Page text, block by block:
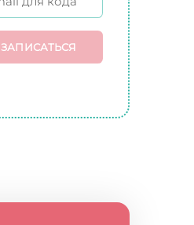
ЗАПИСАТЬСЯ